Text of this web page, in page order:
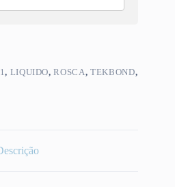
, LIQUIDO,ROSCA, TEKBOND,